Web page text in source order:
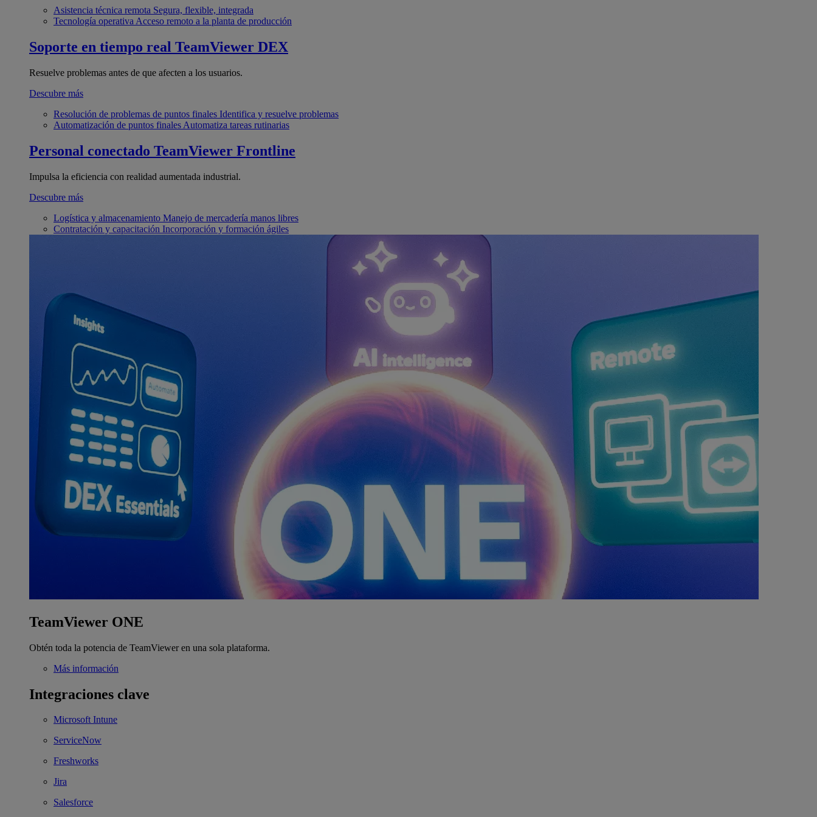
Asistencia técnica remota Segura, flexible, integrada
Tecnología operativa Acceso remoto a la planta de producción
Soporte en tiempo real TeamViewer DEX
Resuelve problemas antes de que afecten a los usuarios.
Descubre más
Resolución de problemas de puntos finales Identifica y resuelve problemas
Automatización de puntos finales Automatiza tareas rutinarias
Personal conectado TeamViewer Frontline
Impulsa la eficiencia con realidad aumentada industrial.
Descubre más
Logística y almacenamiento Manejo de mercadería manos libres
Contratación y capacitación Incorporación y formación ágiles
TeamViewer ONE
Obtén toda la potencia de TeamViewer en una sola plataforma.
Más información
Integraciones clave
Microsoft Intune
ServiceNow
Freshworks
Jira
Salesforce